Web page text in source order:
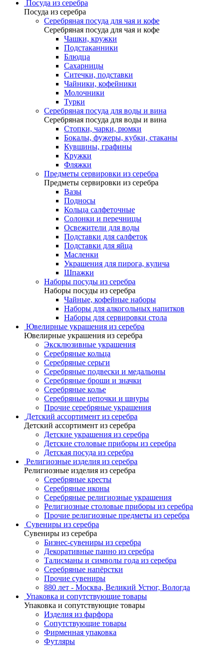
Посуда из серебра
Посуда из серебра
Серебряная посуда для чая и кофе
Серебряная посуда для чая и кофе
Чашки, кружки
Подстаканники
Блюдца
Сахарницы
Ситечки, подставки
Чайники, кофейники
Молочники
Турки
Серебряная посуда для воды и вина
Серебряная посуда для воды и вина
Стопки, чарки, рюмки
Бокалы, фужеры, кубки, стаканы
Кувшины, графины
Кружки
Фляжки
Предметы сервировки из серебра
Предметы сервировки из серебра
Вазы
Подносы
Кольца салфеточные
Солонки и перечницы
Освежители для воды
Подставки для салфеток
Подставки для яйца
Масленки
Украшения для пирога, кулича
Шпажки
Наборы посуды из серебра
Наборы посуды из серебра
Чайные, кофейные наборы
Наборы для алкогольных напитков
Наборы для сервировки стола
Ювелирные украшения из серебра
Ювелирные украшения из серебра
Эксклюзивные украшения
Серебряные кольца
Серебряные серьги
Серебряные подвески и медальоны
Серебряные броши и значки
Серебряные колье
Серебряные цепочки и шнуры
Прочие серебряные украшения
Детский ассортимент из серебра
Детский ассортимент из серебра
Детские украшения из серебра
Детские столовые приборы из серебра
Детская посуда из серебра
Религиозные изделия из серебра
Религиозные изделия из серебра
Серебряные кресты
Серебряные иконы
Серебряные религиозные украшения
Религиозные столовые приборы из серебра
Прочие религиозные предметы из серебра
Сувениры из серебра
Сувениры из серебра
Бизнес-сувениры из серебра
Декоративные панно из серебра
Талисманы и символы года из серебра
Серебряные напёрстки
Прочие сувениры
880 лет - Москва, Великий Устюг, Вологда
Упаковка и сопутствующие товары
Упаковка и сопутствующие товары
Изделия из фарфора
Сопутствующие товары
Фирменная упаковка
Футляры